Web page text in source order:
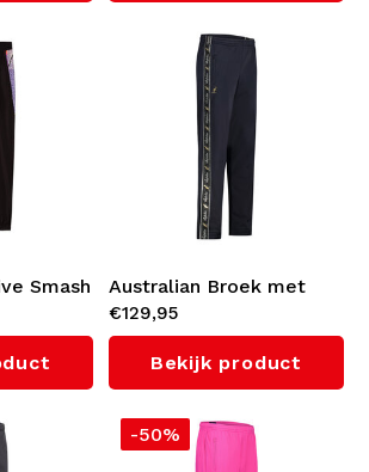
Smash
Australian Broek met
zwarte bies 3.0 (Navy)
€129,95
Bekijk product
-50%